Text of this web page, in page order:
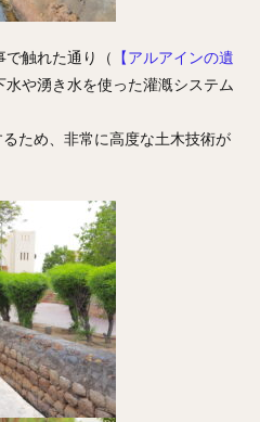
で触れた通り（
【アルアインの遺
水や湧き水を使った灌漑システム
ため、非常に高度な土木技術が